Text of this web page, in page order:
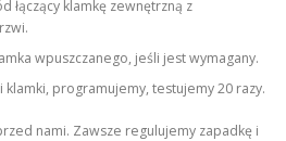
łączący klamkę zewnętrzną z
wpuszczanego, jeśli jest wymagany.
klamki, programujemy, testujemy 20 razy.
nami. Zawsze regulujemy zapadkę i